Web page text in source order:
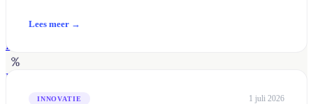
Retail & E-commerce
Financiële diensten
Lees meer →
INNOVATIE 1 juli 2026